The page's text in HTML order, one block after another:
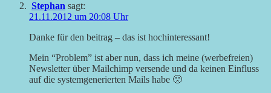
Stephan sagt:
21.11.2012 um 20:08 Uhr
Danke für den beitrag – das ist hochinteressant!
Mein “Problem” ist aber nun, dass ich meine (werbefreien)
Newsletter über Mailchimp versende und da keinen Einfluss
auf die systemgenerierten Mails habe 🙁